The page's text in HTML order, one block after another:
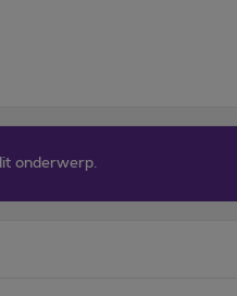
onderwerp.